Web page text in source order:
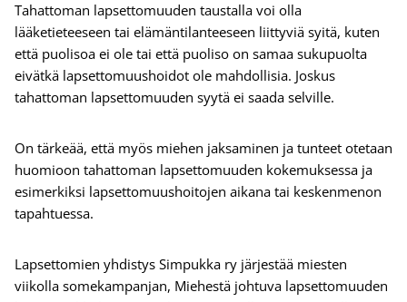
Tahattoman lapsettomuuden taustalla voi olla
lääketieteeseen tai elämäntilanteeseen liittyviä syitä, kuten
että puolisoa ei ole tai että puoliso on samaa sukupuolta
eivätkä lapsettomuushoidot ole mahdollisia. Joskus
tahattoman lapsettomuuden syytä ei saada selville.
On tärkeää, että myös miehen jaksaminen ja tunteet otetaan
huomioon tahattoman lapsettomuuden kokemuksessa ja
esimerkiksi lapsettomuushoitojen aikana tai keskenmenon
tapahtuessa.
Lapsettomien yhdistys Simpukka ry järjestää miesten
viikolla somekampanjan, Miehestä johtuva lapsettomuuden